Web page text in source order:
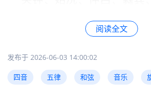
我次注意到这个概念是在学吉他时，老
简单的和弦进行，然后说："这就是典
阅读全文
发布于 2026-06-03 14:00:02
四音 五律 和弦 音乐